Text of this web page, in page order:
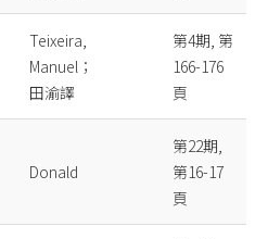
Teixeira,
Manuel；
田渝譯
第4期, 第
166-176
頁
Donald
第22期,
第16-17
頁